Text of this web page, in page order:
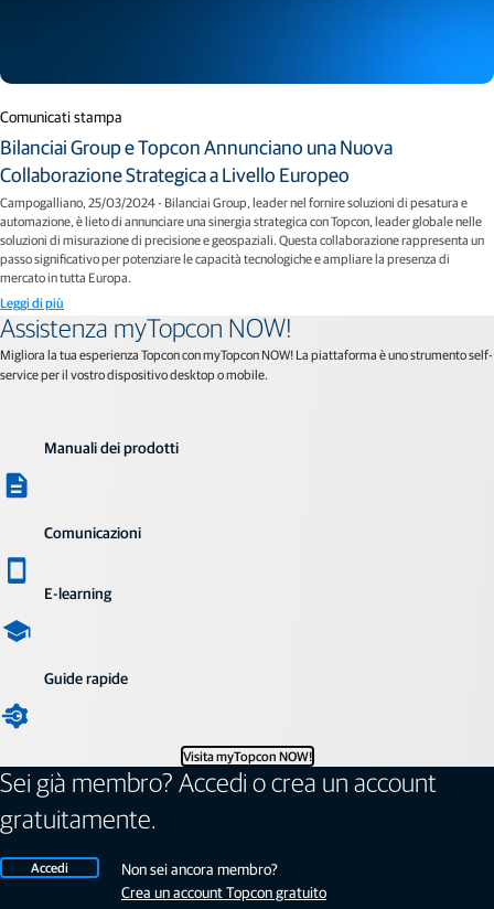
Comunicati stampa
Bilanciai Group e Topcon Annunciano una Nuova
Collaborazione Strategica a Livello Europeo
Campogalliano, 25/03/2024 - Bilanciai Group, leader nel fornire soluzioni di pesatura e
automazione, è lieto di annunciare una sinergia strategica con Topcon, leader globale nelle
soluzioni di misurazione di precisione e geospaziali. Questa collaborazione rappresenta un
passo significativo per potenziare le capacità tecnologiche e ampliare la presenza di
mercato in tutta Europa.
Leggi di più
Assistenza myTopcon NOW!
Migliora la tua esperienza Topcon con myTopcon NOW! La piattaforma è uno strumento self-
service per il vostro dispositivo desktop o mobile.
Manuali dei prodotti
Comunicazioni
E-learning
Guide rapide
Visita myTopcon NOW!
Sei già membro? Accedi o crea un account
gratuitamente.
Accedi
Non sei ancora membro?
Crea un account Topcon gratuito